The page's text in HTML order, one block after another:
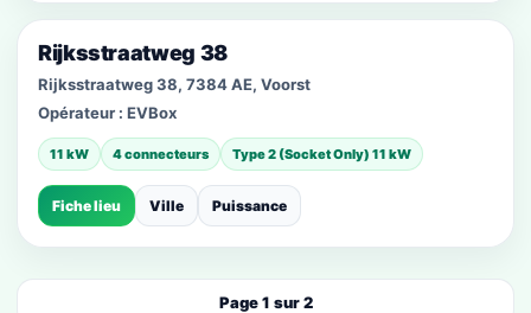
Rijksstraatweg 38
Rijksstraatweg 38, 7384 AE, Voorst
Opérateur : EVBox
11 kW 4 connecteurs Type 2 (Socket Only) 11 kW
Fiche lieu Ville Puissance
Page 1 sur 2